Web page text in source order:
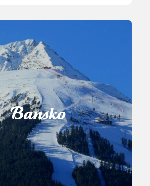
Bansko